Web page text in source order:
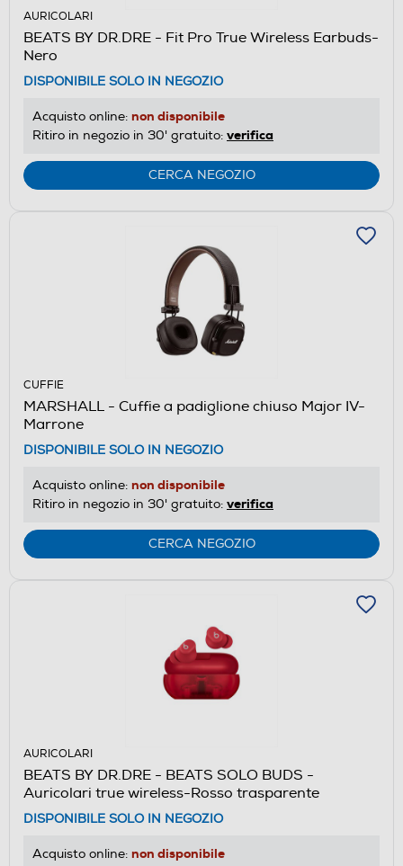
AURICOLARI
BEATS BY DR.DRE - Fit Pro True Wireless Earbuds-
Nero
DISPONIBILE SOLO IN NEGOZIO
Acquisto online: non disponibile
Ritiro in negozio in 30' gratuito: verifica
CERCA NEGOZIO
CUFFIE
MARSHALL - Cuffie a padiglione chiuso Major IV-
Marrone
DISPONIBILE SOLO IN NEGOZIO
Acquisto online: non disponibile
Ritiro in negozio in 30' gratuito: verifica
CERCA NEGOZIO
AURICOLARI
BEATS BY DR.DRE - BEATS SOLO BUDS -
Auricolari true wireless-Rosso trasparente
DISPONIBILE SOLO IN NEGOZIO
Acquisto online: non disponibile